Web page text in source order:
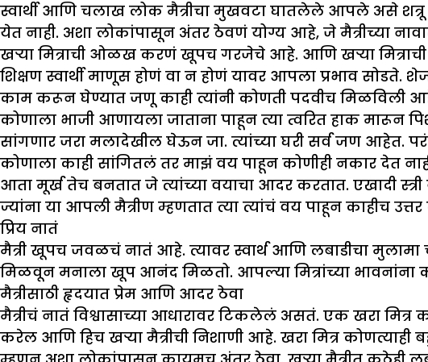
स्वार्थी आणि चलाख लोक मैत्रीचा मुखवटा घातलेले आपले असे
येत नाही. अशा लोकांपासून अंतर ठेवणं योग्य आहे, जे मैत्रीच्या
खऱ्या मित्राची ओळख करणं खूपच गरजेचे आहे. आणि खऱ्या
शिक्षण स्वार्थी माणूस होणं वा न होणं यावर आपला प्रभाव
काम करून घेण्यात जणू काही त्यांनी कोणती पदवीच मिळविली
कोणाला भाजी आणायला जाताना पाहून त्या त्वरित हाक मारून
सांगणार जरा मलादेखील घेऊन जा. त्यांच्या घरी सर्व जण आहेत.
कोणाला काही सांगितलं तर माझं वय पाहून कोणीही नकार देत
आता मूर्ख तेच बनतात जे त्यांच्या वयाचा आदर करतात. एखादी
ज्यांना या आपली मैत्रीण म्हणतात त्या त्यांचं वय पाहून काहीच
प्रिय नातं
मैत्री खूपच जवळचं नातं आहे. त्यावर स्वार्थ आणि लबाडीचा
मिळवून मनाला खूप आनंद मिळतो. आपल्या मित्रांच्या भावनांना
मैत्रीसाठी हृदयात प्रेम आणि आदर ठेवा
मैत्रीचं नातं विश्वासाच्या आधारावर टिकलेलं असतं. एक खरा मित्र
करेल आणि हिच खऱ्या मैत्रीची निशाणी आहे. खरा मित्र कोणत्याही